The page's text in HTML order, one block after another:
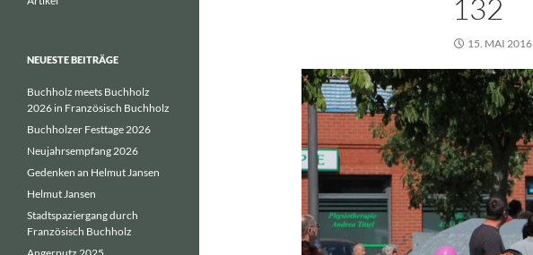
132
15. MAI 2016
NEUESTE BEITRÄGE
Buchholz meets Buchholz
2026 in Französisch Buchholz
Buchholzer Festtage 2026
Neujahrsempfang 2026
Gedenken an Helmut Jansen
Helmut Jansen
Stadtspaziergang durch
Französisch Buchholz